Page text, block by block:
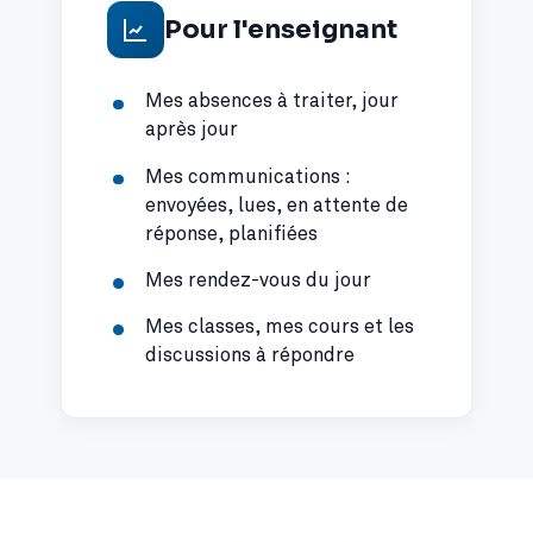
Pour l'enseignant
Mes absences à traiter, jour
après jour
Mes communications :
envoyées, lues, en attente de
réponse, planifiées
Mes rendez-vous du jour
Mes classes, mes cours et les
discussions à répondre